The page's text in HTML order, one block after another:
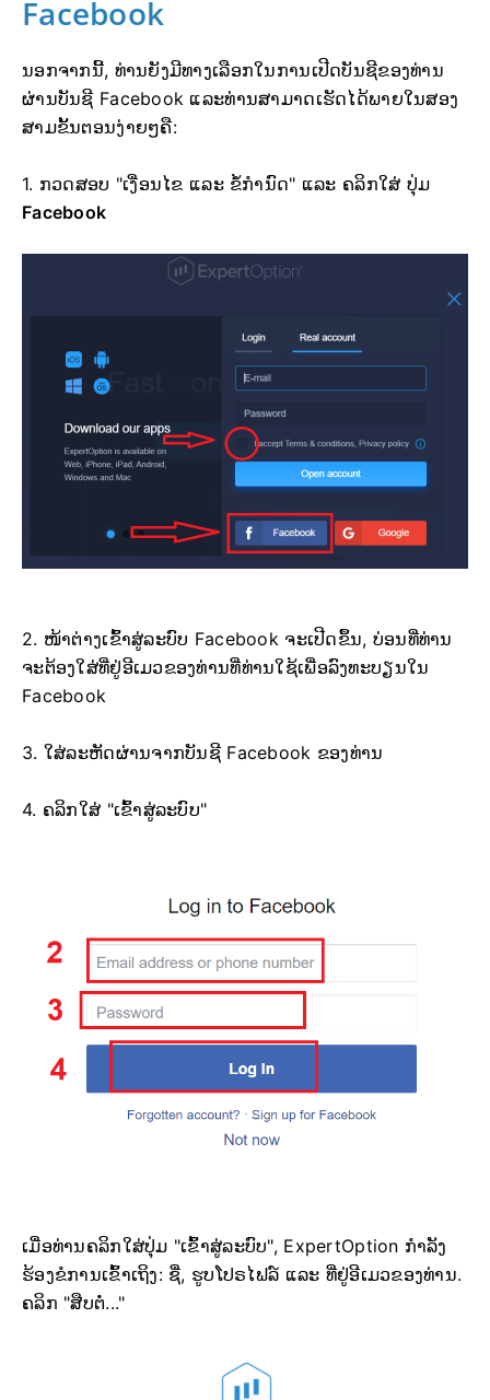
Facebook
ນອກຈາກນີ້, ທ່ານຍັງມີທາງເລືອກໃນການເປີດບັນຊີຂອງທ່ານ
ຜ່ານບັນຊີ Facebook ແລະທ່ານສາມາດເຮັດໄດ້ພາຍໃນສອງ
ສາມຂັ້ນຕອນງ່າຍໆຄື:
1. ກວດສອບ "ເງື່ອນໄຂ ແລະ ຂໍ້ກຳນົດ" ແລະ ຄລິກໃສ່ ປຸ່ມ
Facebook
2. ໜ້າຕ່າງເຂົ້າສູ່ລະບົບ Facebook ຈະເປີດຂຶ້ນ, ບ່ອນທີ່ທ່ານ
ຈະຕ້ອງໃສ່ທີ່ຢູ່ອີເມວຂອງທ່ານທີ່ທ່ານໃຊ້ເພື່ອລົງທະບຽນໃນ
Facebook
3. ໃສ່ລະຫັດຜ່ານຈາກບັນຊີ Facebook ຂອງທ່ານ
4. ຄລິກໃສ່ "ເຂົ້າສູ່ລະບົບ"
ເມື່ອທ່ານຄລິກໃສ່ປຸ່ມ "ເຂົ້າສູ່ລະບົບ", ExpertOption ກຳລັງ
ຮ້ອງຂໍການເຂົ້າເຖິງ: ຊື່, ຮູບໂປຣໄຟລ໌ ແລະ ທີ່ຢູ່ອີເມວຂອງທ່ານ.
ຄລິກ "ສືບຕໍ່..."